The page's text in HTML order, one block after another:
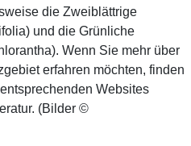
die Zweiblättrige
und die Grünliche
Wenn Sie mehr über
erfahren möchten, finden
Websites
(Bilder ©